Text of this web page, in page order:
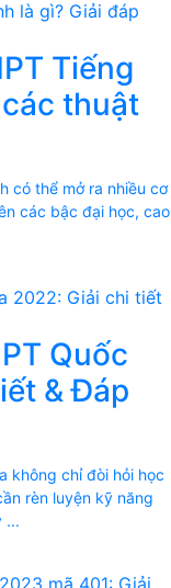
Tiếng
thuật
có thể mở ra nhiều cơ
các bậc đại học, cao
Quốc
& Đáp
không chỉ đòi hỏi học
rèn luyện kỹ năng
...